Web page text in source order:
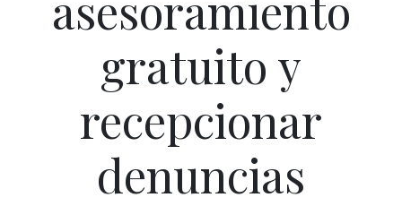
gratuito y
recepcionar
denuncias